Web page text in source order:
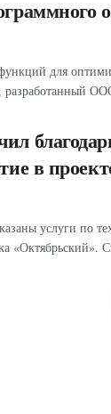
для
разработанный
в
услуги по